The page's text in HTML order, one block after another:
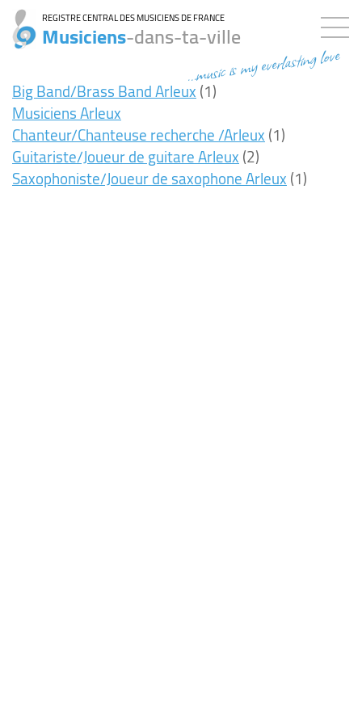
REGISTRE CENTRAL DES MUSICIENS DE FRANCE
Musiciens-dans-ta-ville
...music is my everlasting love
Big Band/Brass Band Arleux(1)
Musiciens Arleux
Chanteur/Chanteuse recherche /Arleux(1)
Guitariste/Joueur de guitare Arleux(2)
Saxophoniste/Joueur de saxophone Arleux(1)